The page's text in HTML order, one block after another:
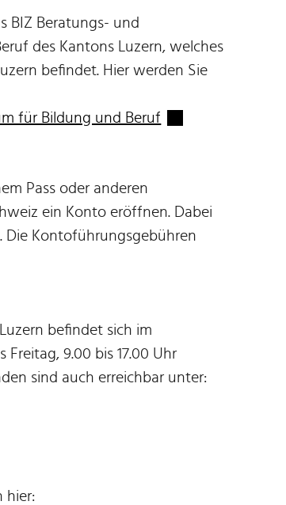
BIZ Beratungs- und
des Kantons Luzern, welches
Link wird in einem neuen Fenster geöffnet.
befindet. Hier werden Sie
für Bildung und Beruf
Pass oder anderen
ein Konto eröffnen. Dabei
Die Kontoführungsgebühren
befindet sich im
9.00 bis 17.00 Uhr
sind auch erreichbar unter:
hier: